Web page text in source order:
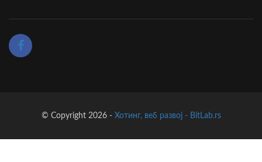
© Copyright 2026 - Хотинг, веб развој - BitLab.rs